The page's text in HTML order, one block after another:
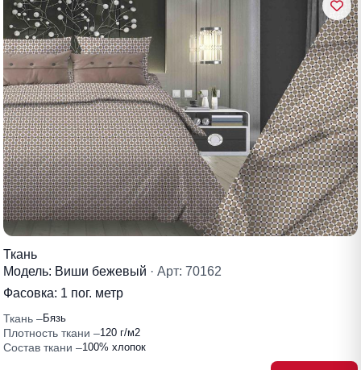
Ткань
Модель: Виши бежевый · Арт: 70162
Фасовка: 1 пог. метр
Ткань Бязь
Плотность ткани 120 г/м2
Состав ткани 100% хлопок